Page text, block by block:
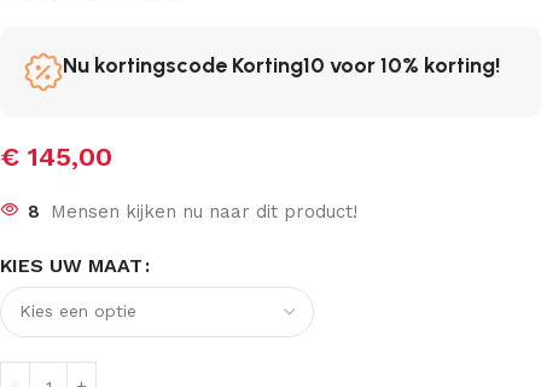
Nu kortingscode Korting10 voor 10% korting!
€ 145,00
8 Mensen kijken nu naar dit product!
KIES UW MAAT